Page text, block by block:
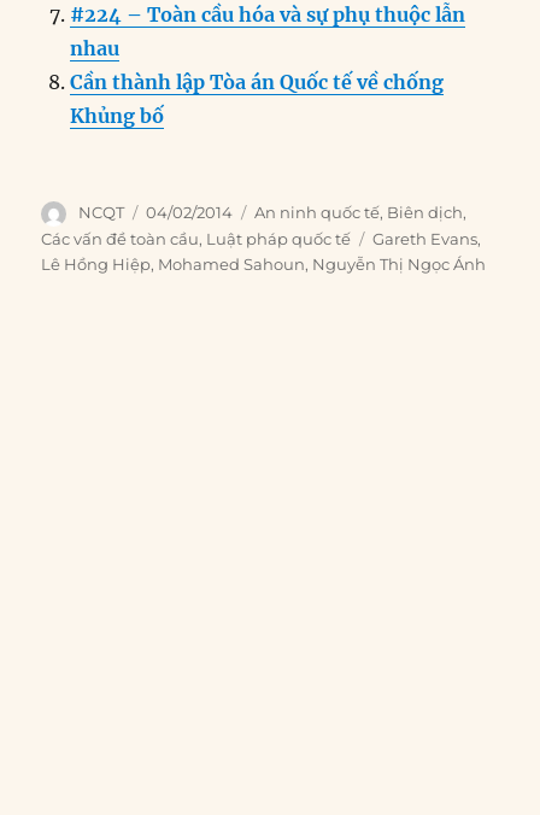
#224 – Toàn cầu hóa và sự phụ thuộc lẫn
nhau
Cần thành lập Tòa án Quốc tế về chống
Khủng bố
Author
NCQT
Posted
on
04/02/2014 Categories
An ninh quốc tế, Biên dịch,
Các vấn đề toàn cầu, Luật pháp quốc tế Tags
Gareth Evans,
Lê Hồng Hiệp, Mohamed Sahoun, Nguyễn Thị Ngọc Ánh